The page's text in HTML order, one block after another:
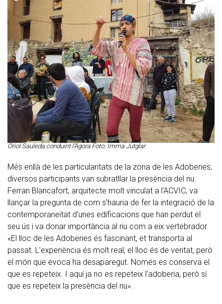
Oriol Sauleda conduint l'Àgora Foto: Imma Jutglar
Més enllà de les particularitats de la zona de les Adoberies,
diversos participants van subratllar la presència del riu.
Ferran Blancafort, arquitecte molt vinculat a l’ACVIC, va
llançar la pregunta de com s’hauria de fer la integració de la
contemporaneïtat d’unes edificacions que han perdut el
seu ús i va donar importància al riu com a eix vertebrador.
«El lloc de les Adoberies és fascinant, et transporta al
passat. L’experiència és molt real, el lloc és de veritat, però
el món que evoca ha desaparegut. Només es conserva el
que es repeteix. I aquí ja no es repeteix l’adoberia, però sí
que es repeteix la presència del riu».